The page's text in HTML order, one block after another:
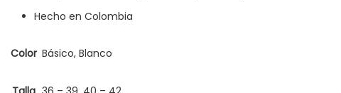
Hecho en Colombia
Color Básico, Blanco